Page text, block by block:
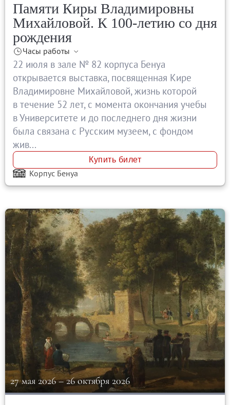
Памяти Киры Владимировны
Михайловой. К 100-летию со дня
рождения
Часы работы
22 июля в зале № 82 корпуса Бенуа
открывается выставка, посвященная Кире
Владимировне Михайловой, жизнь которой
в течение 52 лет, с момента окончания учебы
в Университете и до последнего дня жизни
была связана с Русским музеем, с фондом
жив...
Купить билет
Корпус Бенуа
27 мая 2026 – 26 октября 2026